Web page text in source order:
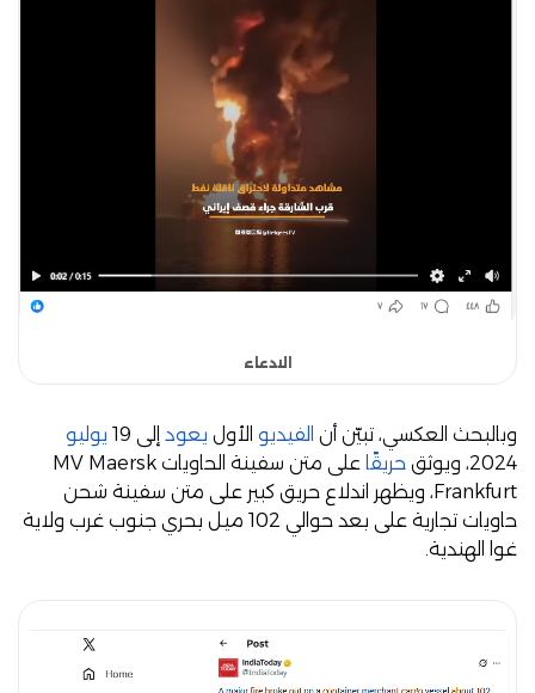
الادعاء
وبالبحث العكسي، تبيّن أن الفيديو الأول يعود إلى 19
يوليو
2024، ويوثق
حريقًا
على متن سفينة الحاويات MV Maersk
Frankfurt، ويظهر اندلاع حريق كبير على متن سفينة شحن
حاويات تجارية على بعد حوالي 102 ميل بحري جنوب غرب ولاية
غوا الهندية.